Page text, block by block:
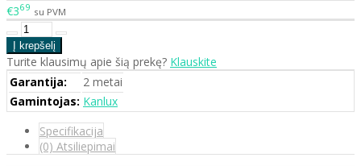
€369 su PVM
Turite klausimų apie šią prekę? Klauskite
Garantija:
2 metai
Gamintojas: Kanlux
Specifikacija
(0) Atsiliepimai